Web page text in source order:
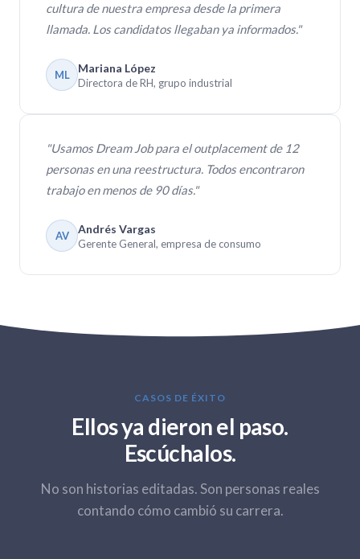
cultura de nuestra empresa desde la primera
llamada. Los candidatos llegaban ya informados."
ML
Mariana López
Directora de RH, grupo industrial
"Usamos Dream Job para el outplacement de 12
personas en una reestructura. Todos encontraron
trabajo en menos de 90 días."
AV
Andrés Vargas
Gerente General, empresa de consumo
CASOS DE ÉXITO
Ellos ya dieron el paso.
Escúchalos.
No son historias editadas. Son personas reales
contando cómo cambió su carrera.